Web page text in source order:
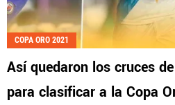
COPA ORO 2021
Así quedaron los cruces
para clasificar a la Copa